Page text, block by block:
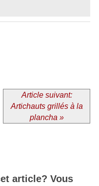
Article suivant:
Artichauts grillés à la
plancha »
article? Vous